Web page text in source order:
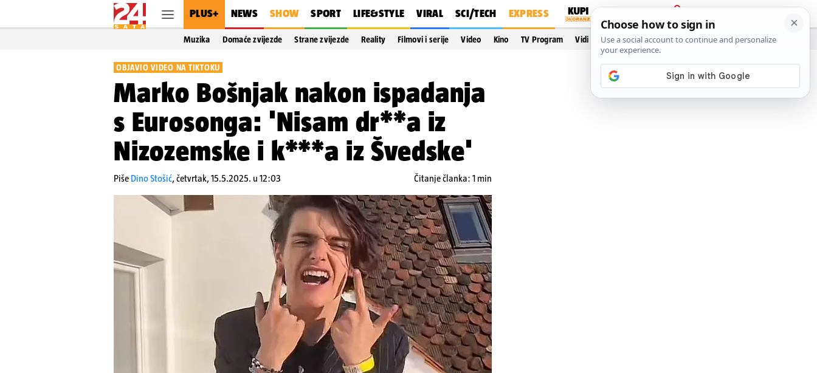
PLUS+ NEWS SHOW SPORT LIFE&STYLE VIRAL SCI/TECH EXPRESS
PRIJAVA
Muzika Domaće zvijezde Strane zvijezde Reality Filmovi i serije Video Kino TV Program Vidi još…
OBJAVIO VIDEO NA TIKTOKU
Marko Bošnjak nakon ispadanja
s Eurosonga: 'Nisam dr**a iz
Nizozemske i k***a iz Švedske'
Piše Dino Stošić,četvrtak, 15.5.2025. u 12:03 Čitanje članka: 1 min